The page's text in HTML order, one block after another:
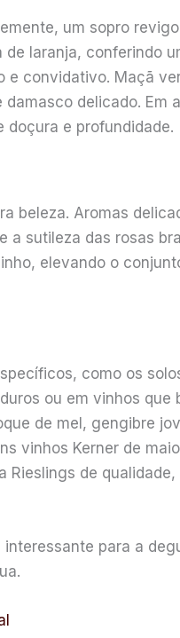
um sopro
laranja, conferindo
convidativo. Maçã
delicado. Em
doçura e profundidade.
beleza. Aromas
sutileza das rosas
elevando o
como os
ou em vinhos
de mel, gengibre
vinhos Kerner de
de
para a